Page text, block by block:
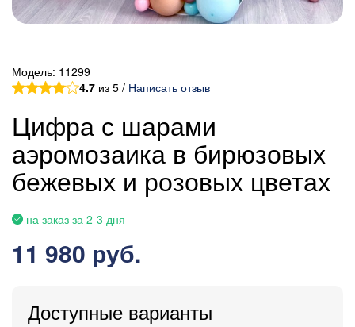
Модель: 11299
4.7 из 5 / Написать отзыв
Цифра с шарами
аэромозаика в бирюзовых
бежевых и розовых цветах
на заказ за 2-3 дня
11 980 руб.
Доступные варианты